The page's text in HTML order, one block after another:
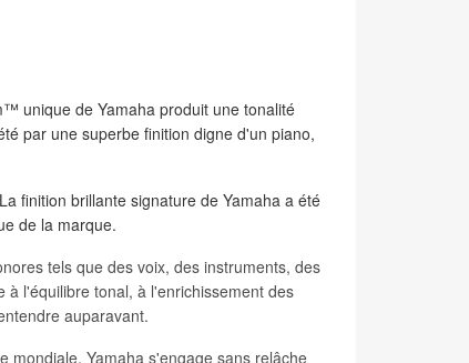
unique de Yamaha produit une tonalité
par une superbe finition digne d'un piano,
finition brillante signature de Yamaha a été
de la marque.
tels que des voix, des instruments, des
l'équilibre tonal, à l'enrichissement des
auparavant.
mondiale, Yamaha s'engage sans relâche